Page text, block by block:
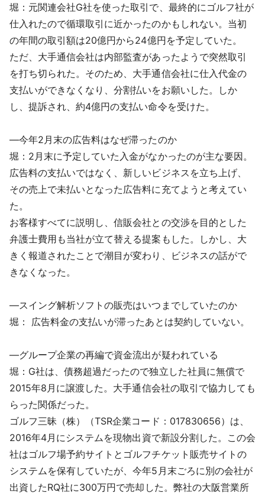
堀：元関連会社G社を使った取引で、最終的にゴルフ社が
仕入れたので循環取引に近かったのかもしれない。当初
の年間の取引額は20億円から24億円を予定していた。
ただ、大手通信会社は内部監査があったようで突然取引
を打ち切られた。そのため、大手通信会社に仕入代金の
支払いができなくなり、分割払いをお願いした。しか
し、提訴され、約4億円の支払い命令を受けた。
―今年2月末の広告料はなぜ滞ったのか
堀：2月末に予定していた入金がなかったのが主な要因。
広告料の支払いではなく、新しいビジネスを立ち上げ、
その売上で未払いとなった広告料に充てようと考えてい
た。
お客様すべてに説明し、信販会社との交渉を目的とした
弁護士費用も当社が立て替える提案もした。しかし、大
きく報道されたことで潮目が変わり、ビジネスの話がで
きなくなった。
―スイング解析ソフトの販売はいつまでしていたのか
堀： 広告料金の支払いが滞ったあとは契約していない。
―グループ企業の再編で資金流出が疑われている
堀：G社は、債務超過だったので独立した社員に無償で
2015年8月に譲渡した。大手通信会社の取引で協力しても
らった関係だった。
ゴルフ三昧（株）（TSR企業コード：017830656）は、
2016年4月にシステムを現物出資で新設分割した。この会
社はゴルフ場予約サイトとゴルフチケット販売サイトの
システムを保有していたが、今年5月末ごろに別の会社が
出資したRQ社に300万円で売却した。弊社の大阪営業所